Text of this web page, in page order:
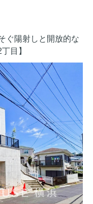
ぐ陽射しと開放的な
目】